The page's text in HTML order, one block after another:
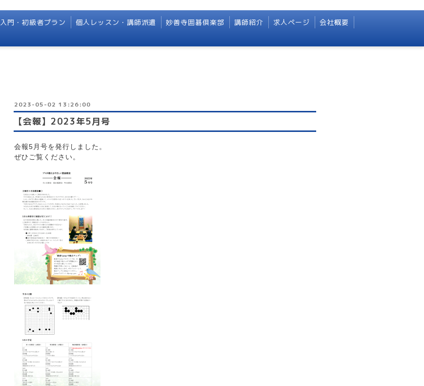
入門・初級者プラン 個人レッスン・講師派遣 妙善寺囲碁倶楽部 講師紹介 求人ページ
会社概要
2023-05-02 13:26:00
【会報】2023年5月号
会報5月号を発行しました。
ぜひご覧ください。